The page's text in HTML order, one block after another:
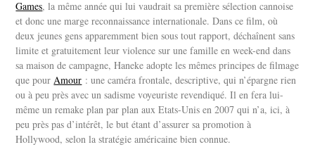
Games, la même année qui lui vaudrait sa première sélection cannoise
et donc une marge reconnaissance internationale. Dans ce film, où
deux jeunes gens apparemment bien sous tout rapport, déchaînent sans
limite et gratuitement leur violence sur une famille en week-end dans
sa maison de campagne, Haneke adopte les mêmes principes de filmage
que pourAmour : une caméra frontale, descriptive, qui n’épargne rien
ou à peu près avec un sadisme voyeuriste revendiqué. Il en fera lui-
même un remake plan par plan aux Etats-Unis en 2007 qui n’a, ici, à
peu près pas d’intérêt, le but étant d’assurer sa promotion à
Hollywood, selon la stratégie américaine bien connue.